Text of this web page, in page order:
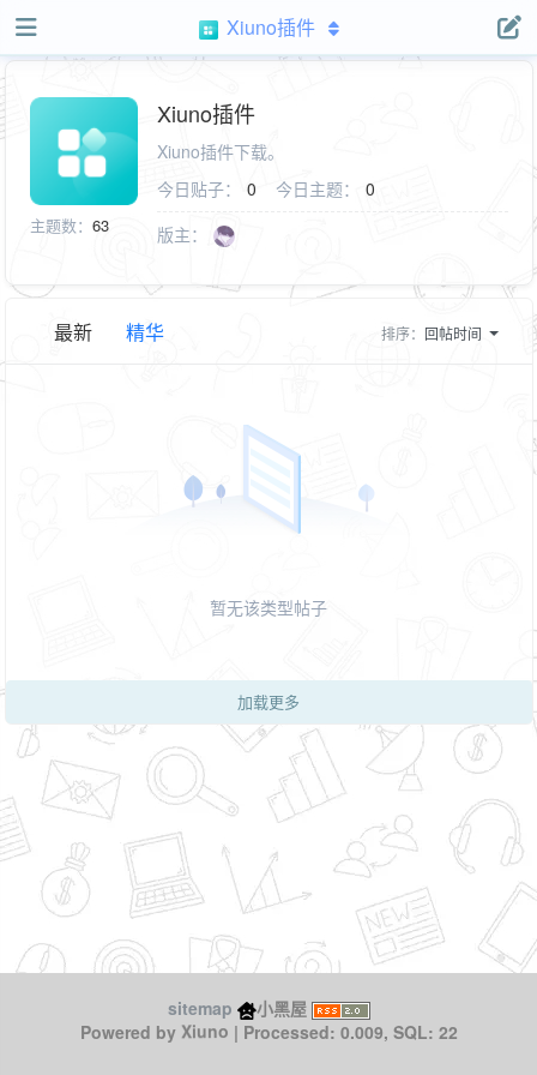
Xiuno插件
主题数： 63
Xiuno插件
Xiuno插件下载。
今日贴子：
0 今日主题：
0
版主：
最新 精华 排序： 回帖时间
暂无该类型帖子
加载更多
sitemap
小黑屋
Powered by Xiuno | Processed: 0.009, SQL: 22